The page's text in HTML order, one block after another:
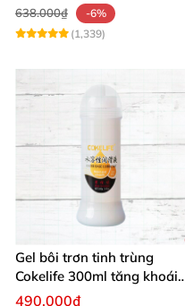
638.000₫
-6%
(1,339)
Gel bôi trơn tinh trùng
Cokelife 300ml tăng khoái
cảm, an toàn
490.000₫